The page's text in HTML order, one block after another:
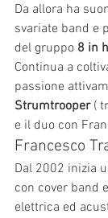
Da allora ha
svariate band e
del gruppo 8 in
Continua a
passione
Strumtrooper (
e il duo con
Francesco
Dal 2002 inizia
con cover band
elettrica ed